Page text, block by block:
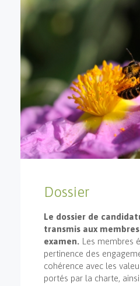
Dossier
Le dossier de
transmis aux
examen. Les membres
pertinence des
cohérence avec les
portés par la charte,